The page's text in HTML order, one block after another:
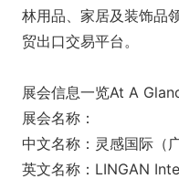
林用品、家居及装饰品
贸出口交易平台。
展会信息一览At A
展会名称：
中文名称：灵感国际（
英文名称：LINGAN